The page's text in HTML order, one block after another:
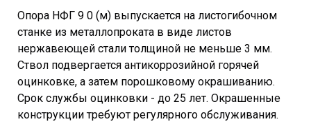
Опора НФГ 9 0 (м) выпускается на листогибочном
станке из металлопроката в виде листов
нержавеющей стали толщиной не меньше 3 мм.
Ствол подвергается антикоррозийной горячей
оцинковке, а затем порошковому окрашиванию.
Срок службы оцинковки - до 25 лет. Окрашенные
конструкции требуют регулярного обслуживания.